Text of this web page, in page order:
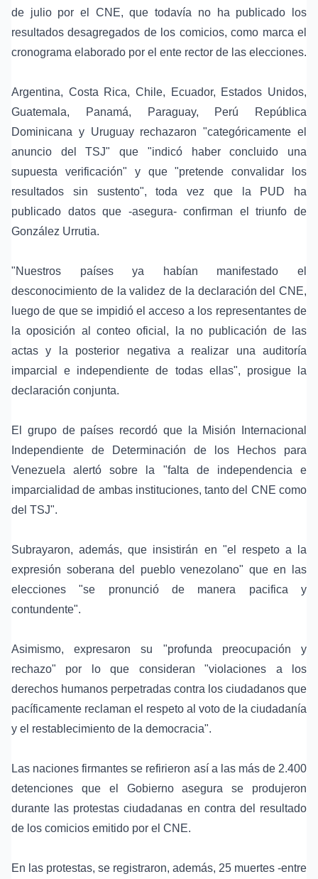
de julio por el CNE, que todavía no ha publicado los
resultados desagregados de los comicios, como marca el
cronograma elaborado por el ente rector de las elecciones.
Argentina, Costa Rica, Chile, Ecuador, Estados Unidos,
Guatemala, Panamá, Paraguay, Perú República
Dominicana y Uruguay rechazaron "categóricamente el
anuncio del TSJ" que "indicó haber concluido una
supuesta verificación" y que "pretende convalidar los
resultados sin sustento", toda vez que la PUD ha
publicado datos que -asegura- confirman el triunfo de
González Urrutia.
"Nuestros países ya habían manifestado el
desconocimiento de la validez de la declaración del CNE,
luego de que se impidió el acceso a los representantes de
la oposición al conteo oficial, la no publicación de las
actas y la posterior negativa a realizar una auditoría
imparcial e independiente de todas ellas", prosigue la
declaración conjunta.
El grupo de países recordó que la Misión Internacional
Independiente de Determinación de los Hechos para
Venezuela alertó sobre la "falta de independencia e
imparcialidad de ambas instituciones, tanto del CNE como
del TSJ".
Subrayaron, además, que insistirán en "el respeto a la
expresión soberana del pueblo venezolano" que en las
elecciones "se pronunció de manera pacifica y
contundente".
Asimismo, expresaron su "profunda preocupación y
rechazo" por lo que consideran "violaciones a los
derechos humanos perpetradas contra los ciudadanos que
pacíficamente reclaman el respeto al voto de la ciudadanía
y el restablecimiento de la democracia".
Las naciones firmantes se refirieron así a las más de 2.400
detenciones que el Gobierno asegura se produjeron
durante las protestas ciudadanas en contra del resultado
de los comicios emitido por el CNE.
En las protestas, se registraron, además, 25 muertes -entre